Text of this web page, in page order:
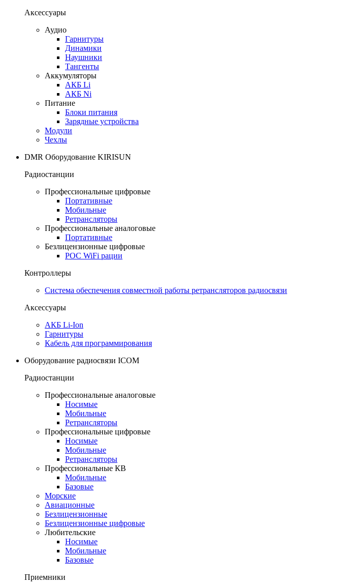
Аксессуары
Аудио
Гарнитуры
Динамики
Наушники
Тангенты
Аккумуляторы
АКБ Li
АКБ Ni
Питание
Блоки питания
Зарядные устройства
Модули
Чехлы
DMR Оборудование KIRISUN
Радиостанции
Профессиональные цифровые
Портативные
Мобильные
Ретрансляторы
Профессиональные аналоговые
Портативные
Безлицензионные цифровые
POC WiFi рации
Контроллеры
Система обеспечения совместной работы ретрансляторов радиосвязи
Аксессуары
АКБ Li-Ion
Гарнитуры
Кабель для программирования
Оборудование радиосвязи ICOM
Радиостанции
Профессиональные аналоговые
Носимые
Мобильные
Ретрансляторы
Профессиональные цифровые
Носимые
Мобильные
Ретрансляторы
Профессиональные КВ
Мобильные
Базовые
Морские
Авиационные
Безлицензионные
Безлицензионные цифровые
Любительские
Носимые
Мобильные
Базовые
Приемники